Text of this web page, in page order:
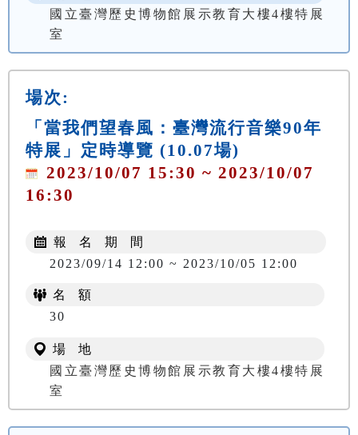
國立臺灣歷史博物館展示教育大樓4樓特展
室
場次:
「當我們望春風：臺灣流行音樂90年
特展」定時導覽 (10.07場)
2023/10/07 15:30 ~ 2023/10/07
16:30
報 名 期 間
2023/09/14 12:00 ~ 2023/10/05 12:00
名 額
30
場 地
國立臺灣歷史博物館展示教育大樓4樓特展
室